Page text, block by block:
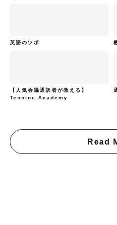
英語のツボ
【人気会議通訳者が教える】
Tennine Academy
Read